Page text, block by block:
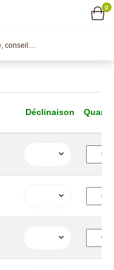
Déclinaison
0